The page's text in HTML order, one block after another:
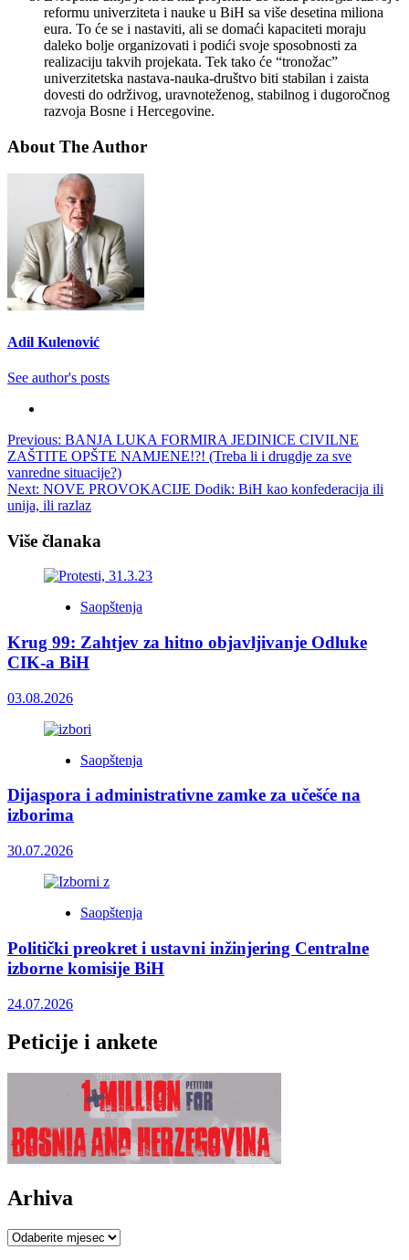
reformu univerziteta i nauke u BiH sa više desetina miliona
eura. To će se i nastaviti, ali se domaći kapaciteti moraju
daleko bolje organizovati i podići svoje sposobnosti za
realizaciju takvih projekata. Tek tako će “tronožac”
univerzitetska nastava-nauka-društvo biti stabilan i zaista
dovesti do održivog, uravnoteženog, stabilnog i dugoročnog
razvoja Bosne i Hercegovine.
About The Author
Adil Kulenović
See author's posts
Post
navigation
Previous: BANJA LUKA FORMIRA JEDINICE CIVILNE
ZAŠTITE OPŠTE NAMJENE!?! (Treba li i drugdje za sve
vanredne situacije?)
Next: NOVE PROVOKACIJE Dodik: BiH kao konfederacija ili
unija, ili razlaz
Više članaka
Saopštenja
Krug 99: Zahtjev za hitno objavljivanje Odluke
CIK-a BiH
03.08.2026
Saopštenja
Dijaspora i administrativne zamke za učešće na
izborima
30.07.2026
Saopštenja
Politički preokret i ustavni inžinjering Centralne
izborne komisije BiH
24.07.2026
Peticije i ankete
Arhiva
Arhiva